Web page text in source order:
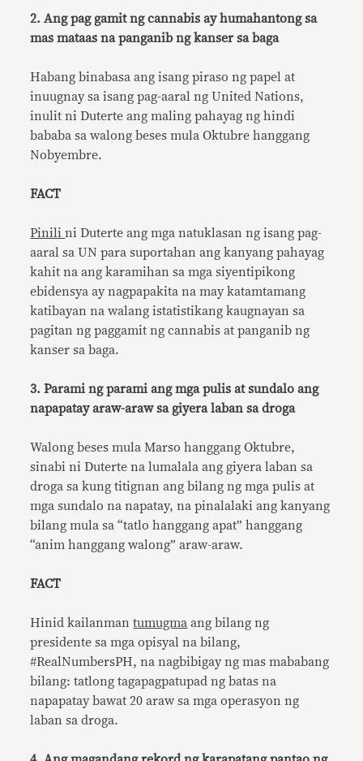
2. Ang pag gamit ng cannabis ay humahantong sa
mas mataas na panganib ng kanser sa baga
Habang binabasa ang isang piraso ng papel at
inuugnay sa isang pag-aaral ng United Nations,
inulit ni Duterte ang maling pahayag ng hindi
bababa sa walong beses mula Oktubre hanggang
Nobyembre.
FACT
Pinilini Duterte ang mga natuklasan ng isang pag-
aaral sa UN para suportahan ang kanyang pahayag
kahit na ang karamihan sa mga siyentipikong
ebidensya ay nagpapakita na may katamtamang
katibayan na walang istatistikang kaugnayan sa
pagitan ng paggamit ng cannabis at panganib ng
kanser sa baga.
3. Parami ng parami ang mga pulis at sundalo ang
napapatay araw-araw sa giyera laban sa droga
Walong beses mula Marso hanggang Oktubre,
sinabi ni Duterte na lumalala ang giyera laban sa
droga sa kung titignan ang bilang ng mga pulis at
mga sundalo na napatay, na pinalalaki ang kanyang
bilang mula sa “tatlo hanggang apat” hanggang
“anim hanggang walong” araw-araw.
FACT
Hinid kailanmantumugma ang bilang ng
presidente sa mga opisyal na bilang,
#RealNumbersPH, na nagbibigay ng mas mababang
bilang: tatlong tagapagpatupad ng batas na
napapatay bawat 20 araw sa mga operasyon ng
laban sa droga.